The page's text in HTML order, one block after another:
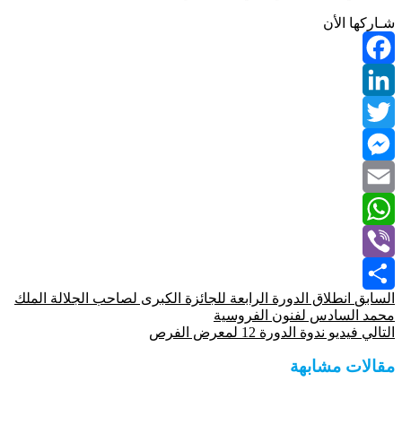
شـاركها الأن
Facebook
LinkedIn
Twitter
Messenger
Email
WhatsApp
Viber
Share
السابق انطلاق الدورة الرابعة للجائزة الكبرى لصاحب الجلالة الملك
محمد السادس لفنون الفروسية
التالي فيديو ندوة الدورة 12 لمعرض الفرص
مقالات مشابهة